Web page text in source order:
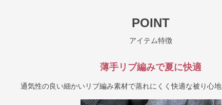
POINT
アイテム特徴
薄手リブ編みで夏に快適
通気性の良い細かいリブ編み素材で蒸れにくく快適な被り心地